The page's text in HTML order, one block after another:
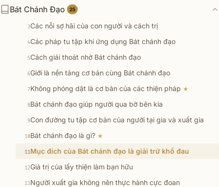
Bát Chánh Đạo 25
2 Nhận thức con đường tu tập trung đạo
3Các nỗi sợ hãi của con người và cách trị
4Các pháp tu tập khi ứng dụng Bát chánh đạo
5Cách giải thoát nhờ Bát chánh đạo
6Giới là nền tảng cơ bản cùng Bát chánh đạo
7Không phóng dật là cơ bản của các thiện pháp ★
8Bát chánh đạo giúp người qua bờ bên kia
9Con đường tu tập cơ bản của người tại gia và xuất gia
10Bát chánh đạo là gì? ★
11Mục đích của Bát chánh đạo là giải trừ khổ đau
12Giá trị của lấy thiện làm bạn hữu
13Người xuất gia không nên thực hành cực đoan